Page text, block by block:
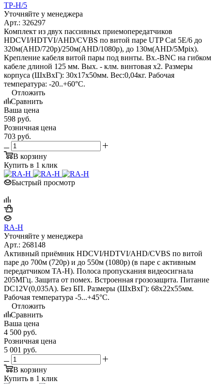
TP-H/5
Уточняйте у менеджера
Арт.: 326297
Комплект из двух пассивных приемопередатчиков
HDCVI/HDTVI/AHD/CVBS по витой паре UTP Cat 5E/6 до
320м(AHD/720р)/250м(AHD/1080р), до 130м(AHD/5Mpix).
Крепление кабеля витой пары под винты. Вх.-BNC на гибком
кабеле длиной 125 мм. Вых. - клм. винтовая х2. Размеры
корпуса (ШxВxГ): 30x17x50мм. Вес:0,04кг. Рабочая
температура: -20..+60°С.
Отложить
Сравнить
Ваша цена
598 руб.
Розничная цена
703 руб.
В корзину
Купить в 1 клик
Быстрый просмотр
RA-H
Уточняйте у менеджера
Арт.: 268148
Активный приёмник HDCVI/HDTVI/AHD/CVBS по витой
паре до 700м (720p) и до 550м (1080p) (в паре с активным
передатчиком TA-H). Полоса пропускания видеосигнала
205МГц. Защита от помех. Встроенная грозозащита. Питание
DC12V(0,035A). Без БП. Размеры (ШxВxГ): 68x22x55мм.
Рабочая температура -5...+45°C.
Отложить
Сравнить
Ваша цена
4 500 руб.
Розничная цена
5 001 руб.
В корзину
Купить в 1 клик